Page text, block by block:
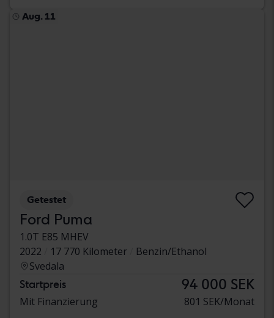
Aug. 11
Getestet
Ford Puma
1.0T E85 MHEV
2022
17 770 Kilometer
Benzin/Ethanol
Svedala
Startpreis 94 000 SEK
Mit Finanzierung 801 SEK/Monat